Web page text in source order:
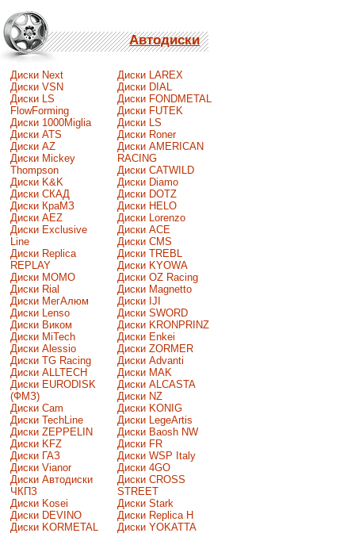
Автодиски
Диски Next
Диски VSN
Диски LS
FlowForming
Диски 1000Miglia
Диски ATS
Диски AZ
Диски Mickey
Thompson
Диски K&K
Диски СКАД
Диски КраМЗ
Диски AEZ
Диски Exclusive
Line
Диски Replica
REPLAY
Диски MOMO
Диски Rial
Диски МегАлюм
Диски Lenso
Диски Виком
Диски MiTech
Диски Alessio
Диски TG Racing
Диски ALLTECH
Диски EURODISK
(ФМЗ)
Диски Cam
Диски TechLine
Диски ZEPPELIN
Диски KFZ
Диски ГАЗ
Диски Vianor
Диски Автодиски
ЧКПЗ
Диски Kosei
Диски DEVINO
Диски KORMETAL
Диски LAREX
Диски DIAL
Диски FONDMETAL
Диски FUTEK
Диски LS
Диски Roner
Диски AMERICAN
RACING
Диски CATWILD
Диски Diamo
Диски DOTZ
Диски HELO
Диски Lorenzo
Диски ACE
Диски CMS
Диски TREBL
Диски KYOWA
Диски OZ Racing
Диски Magnetto
Диски IJI
Диски SWORD
Диски KRONPRINZ
Диски Enkei
Диски ZORMER
Диски Advanti
Диски MAK
Диски ALCASTA
Диски NZ
Диски KONIG
Диски LegeArtis
Диски Baosh NW
Диски FR
Диски WSP Italy
Диски 4GO
Диски CROSS
STREET
Диски Stark
Диски Replica H
Диски YOKATTA